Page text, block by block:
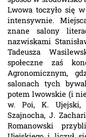
Lwowa toczyło się
intensywnie.
znane salony
nazwiskami
Tadeusza
społeczne zaś
Agronomicznym,
salonach tych
potem lwowskie (i
w. Poi, K. Ujejski,
Szajnocha, J.
Romanowski